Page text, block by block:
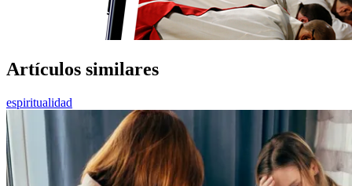
Artículos similares
espiritualidad